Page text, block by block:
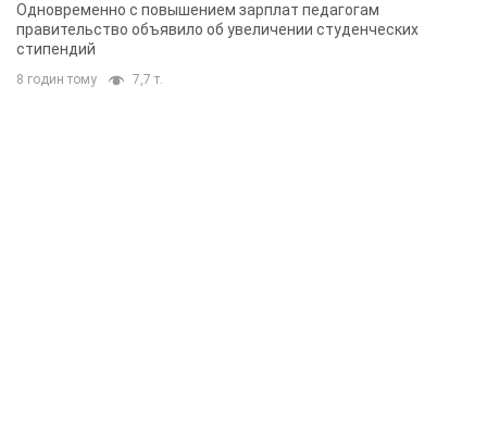
Одновременно с повышением зарплат педагогам
правительство объявило об увеличении студенческих
стипендий
8 годин тому 7,7 т.